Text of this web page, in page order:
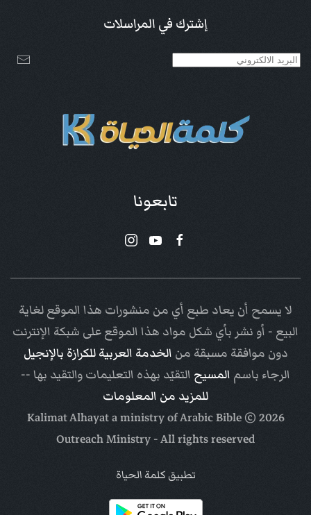
إشترك في المراسلات
تابعونا
لا يسمح أن يعاد طبع أي من منشورات هذا الموقع لغاية
البيع - أو نشر بأي شكل مواد هذا الموقع على شبكة الإنترنت
دون موافقة مسبقة من الخدمة العربية للكرازة بالإنجيل
الرجاء باسم المسيح التقيّد بهذه التعليمات والتقيد بها --
للمزيد من المعلومات
2026
© Kalimat Alhayat a ministry of
Arabic Bible
Outreach Ministry- All rights reserved
تطبيق كلمة الحياة